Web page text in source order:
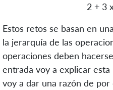
2 + 3
Estos retos se basan en
la jerarquía de las
operaciones deben
entrada voy a explicar
voy a dar una razón de